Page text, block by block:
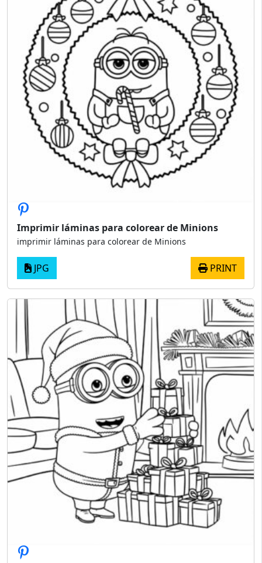
Imprimir láminas para colorear de Minions
imprimir láminas para colorear de Minions
JPG PRINT